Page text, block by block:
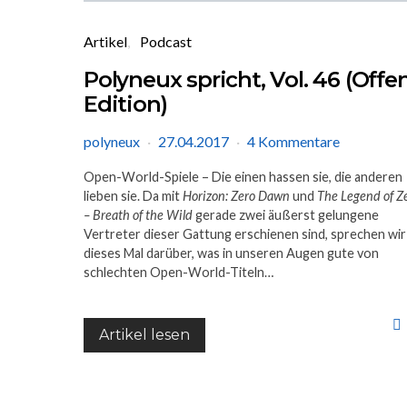
Artikel Podcast
Polyneux spricht, Vol. 46
Edition)
polyneux 27.04.2017 4 Kommentare
Open-World-Spiele – Die einen hassen sie, die anderen
lieben sie. Da mitHorizon: Zero Dawn und The Legend of
– Breath of the Wildgerade zwei äußerst gelungene
Vertreter dieser Gattung erschienen sind, sprechen wir
dieses Mal darüber, was in unseren Augen gute von
schlechten Open-World-Titeln…
Artikel lesen